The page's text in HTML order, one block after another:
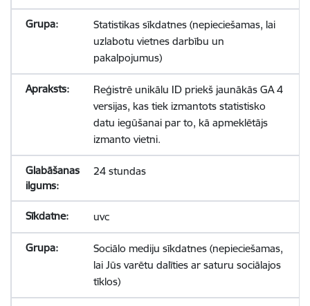
Statistikas sīkdatnes (nepieciešamas, lai
uzlabotu vietnes darbību un
pakalpojumus)
Reģistrē unikālu ID priekš jaunākās GA 4
versijas, kas tiek izmantots statistisko
datu iegūšanai par to, kā apmeklētājs
izmanto vietni.
24 stundas
uvc
Sociālo mediju sīkdatnes (nepieciešamas,
lai Jūs varētu dalīties ar saturu sociālajos
tīklos)